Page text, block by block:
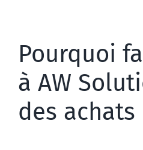
Pourquoi
à AW
des